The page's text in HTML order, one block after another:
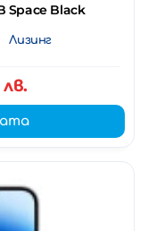
Space Black
Лизинг
лв.